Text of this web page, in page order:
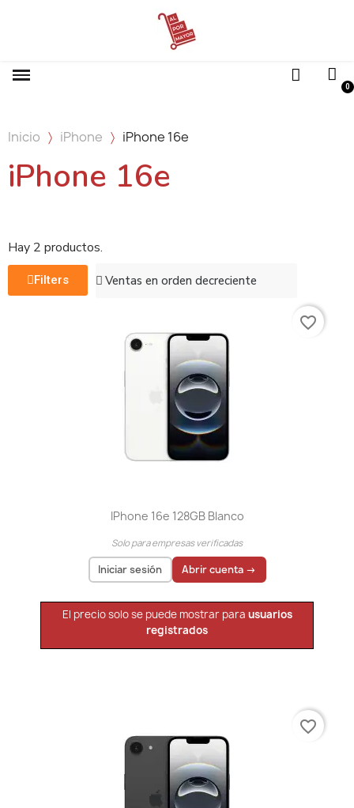
Inicio iPhone iPhone 16e
iPhone 16e
Hay 2 productos.
Filters
IPhone 16e 128GB Blanco
Solo para empresas verificadas
Iniciar sesión Abrir cuenta →
El precio solo se puede mostrar para usuarios
registrados
favorite_border
favorite_border